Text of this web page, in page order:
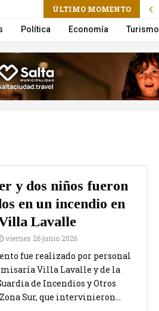
ÚLTIMO MOMENTO
Móvil de Castración
Política Economía Turismo
y dos niños fueron
en un incendio en
Lavalle
viernes 26 junio 2026
fue realizado por personal
Villa Lavalle y de la
de Incendios y Otros
Sur, que intervinieron...